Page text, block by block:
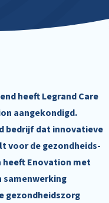
heeft Legrand Care
aangekondigd.
bedrijf dat innovatieve
voor de gezondheids-
heeft Enovation met
gezondheidszorg